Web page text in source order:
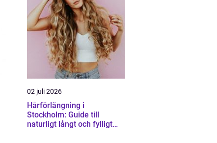
02 juli 2026
Hårförlängning i
Stockholm: Guide till
naturligt långt och fylligt